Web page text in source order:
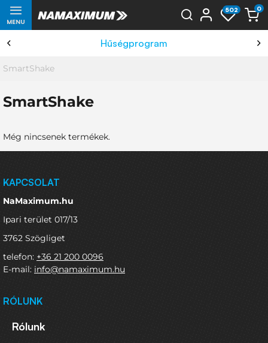
MENU
502 0
Hűségprogram
SmartShake
SmartShake
Még nincsenek termékek.
KAPCSOLAT
NaMaximum.hu
Ipari terület 017/13
3762 Szögliget
telefon: +36 21 200 0096
E-mail: info@namaximum.hu
RÓLUNK
Rólunk